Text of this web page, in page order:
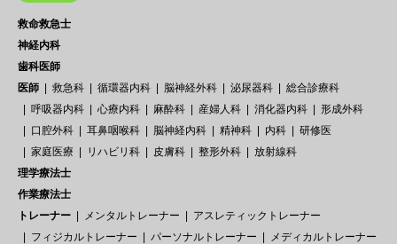
救命救急士
神経内科
歯科医師
医師
救急科 循環器内科 脳神経外科 泌尿器科
総合診療科
呼吸器内科
心療内科 麻酔科 産婦人科 消化器内科
形成外科
口腔外科
耳鼻咽喉科 脳神経内科 精神科 内科
研修医
家庭医療
リハビリ科 皮膚科 整形外科
放射線科
理学療法士
作業療法士
トレーナー
メンタルトレーナー
アスレティックトレーナー
フィジカルトレーナー
パーソナルトレーナー
メディカルトレーナー